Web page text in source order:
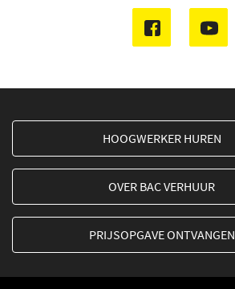
HOOGWERKER HUREN
OVER BAC VERHUUR
PRIJSOPGAVE ONTVANGEN